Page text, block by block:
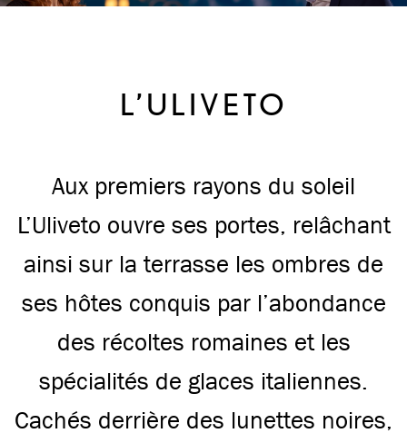
L’ULIVETO
Aux premiers rayons du soleil
L’Uliveto ouvre ses portes, relâchant
ainsi sur la terrasse les ombres de
ses hôtes conquis par l’abondance
des récoltes romaines et les
spécialités de glaces italiennes.
Cachés derrière des lunettes noires,